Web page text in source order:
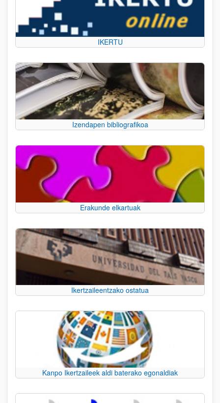
IKERTU
Izendapen bibliografikoa
Erakunde elkartuak
Ikertzaileentzako ostatua
Kanpo Ikertzaileek aldi baterako egonaldiak